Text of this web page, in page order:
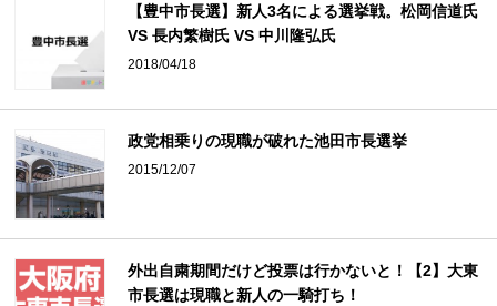
【豊中市長選】新人3名による選挙戦。松岡信道氏
VS 長内繁樹氏 VS 中川隆弘氏
2018/04/18
政党相乗りの現職が破れた池田市長選挙
2015/12/07
外出自粛期間だけど投票は行かないと！【2】大東
市長選は現職と新人の一騎打ち！